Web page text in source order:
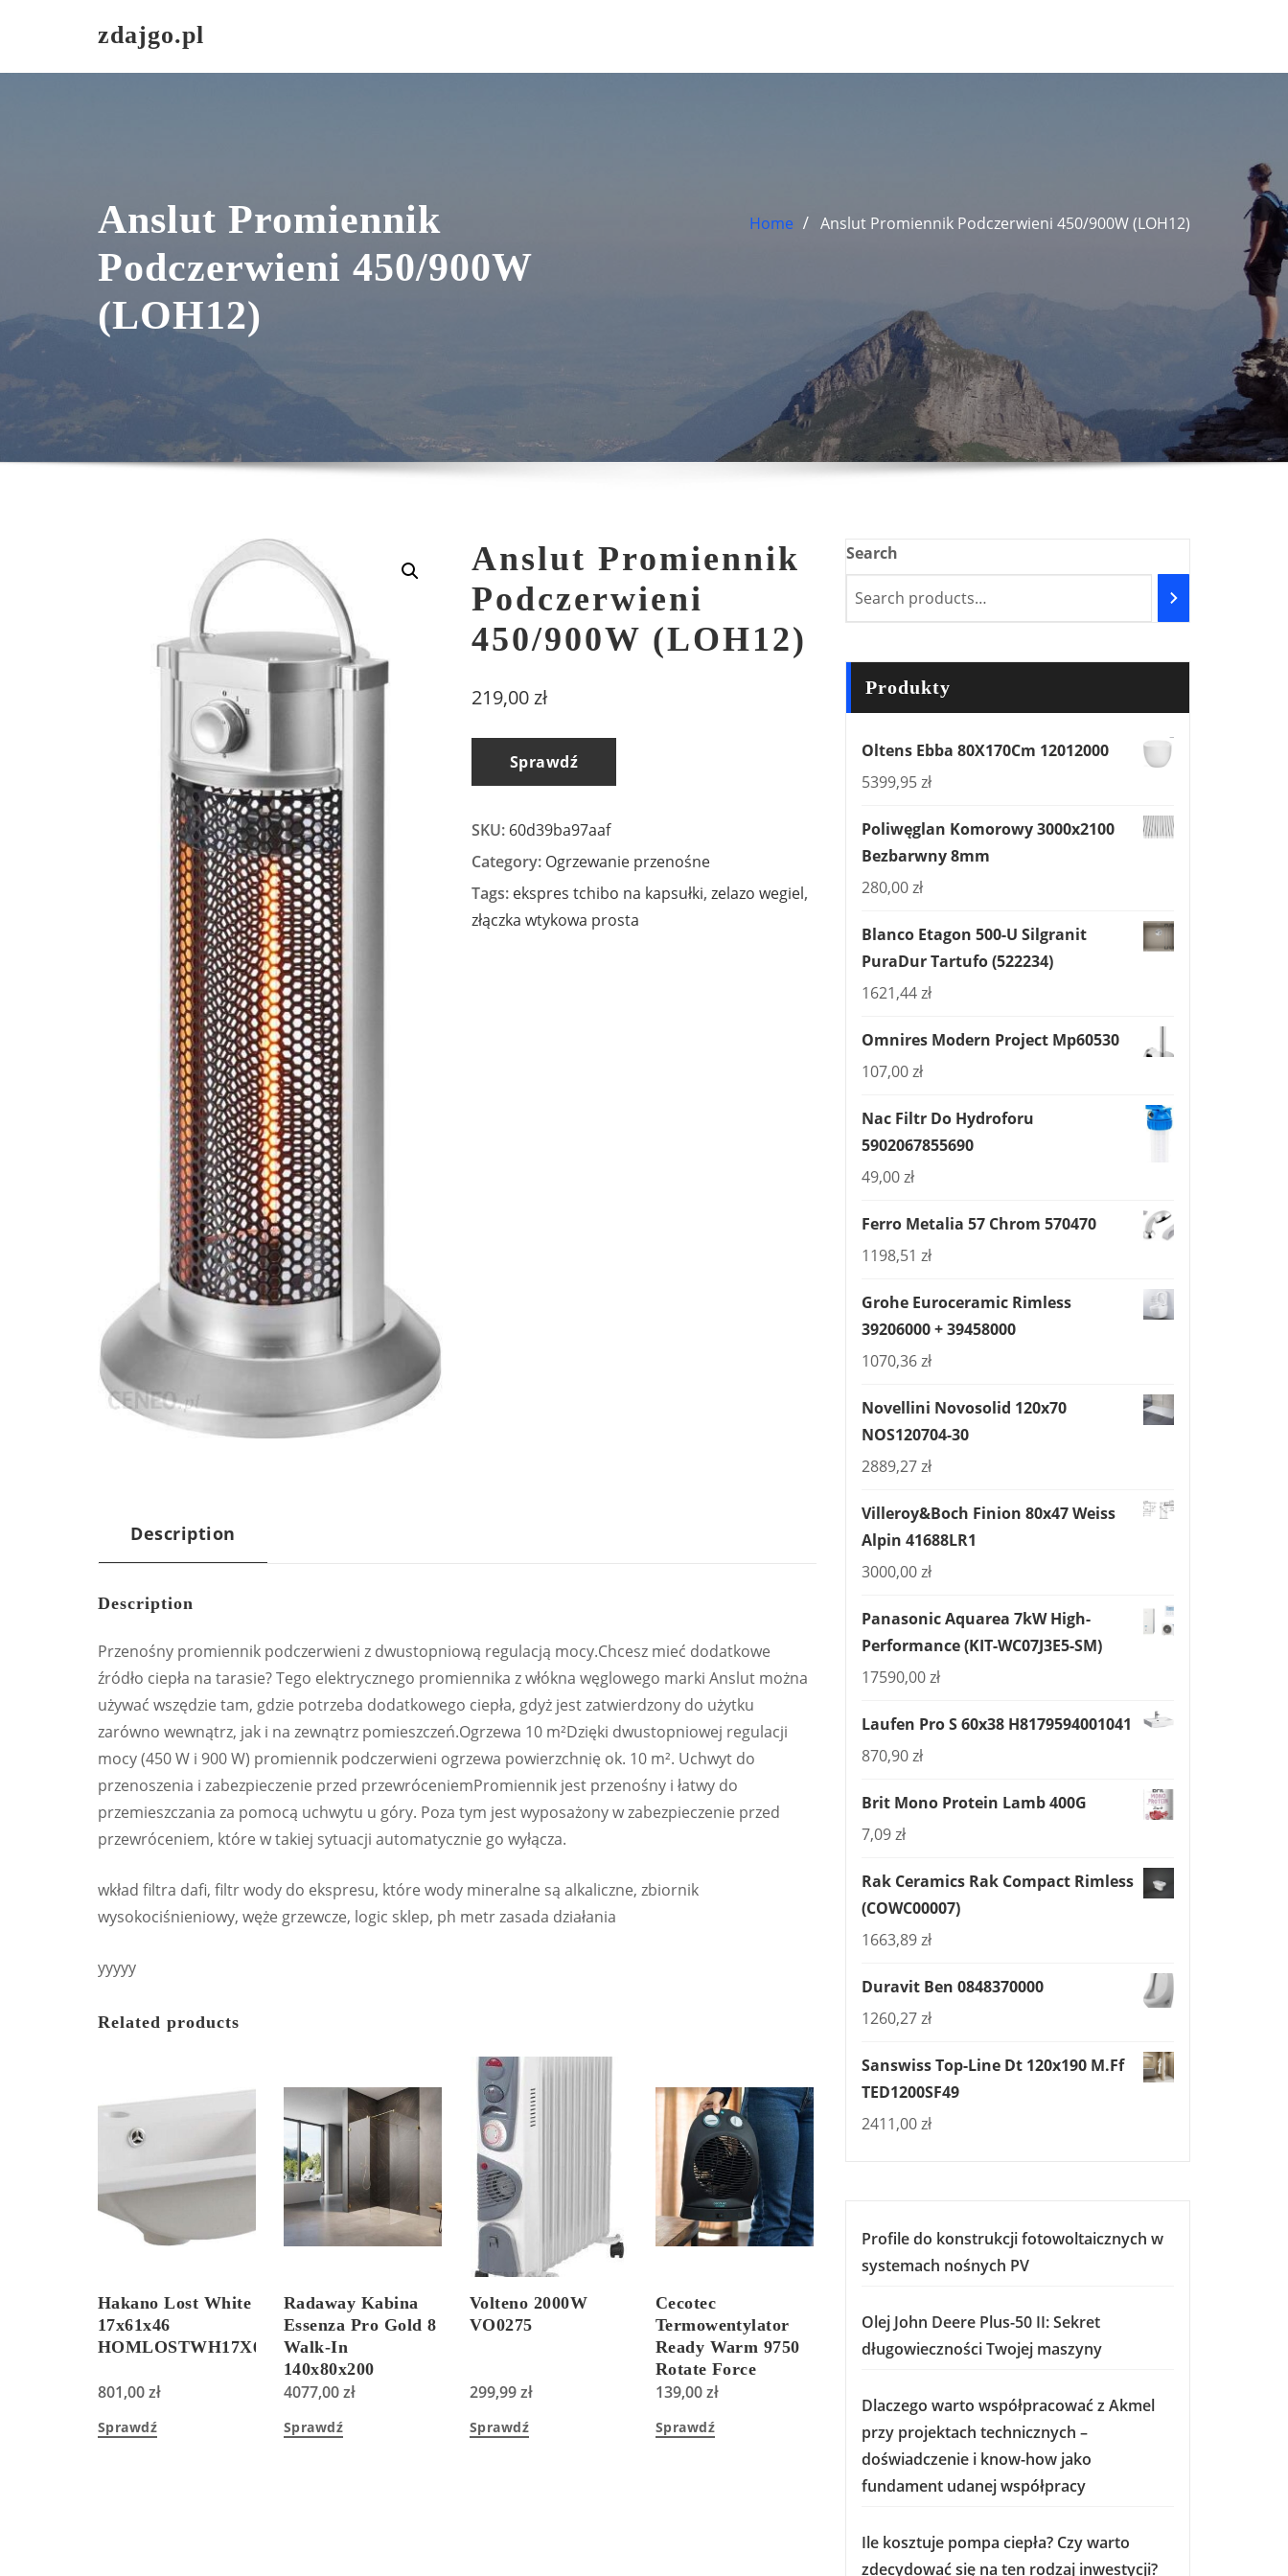
zdajgo.pl
Anslut Promiennik
Podczerwieni 450/900W
(LOH12)
Home Anslut Promiennik Podczerwieni 450/900W (LOH12)
Anslut Promiennik
Podczerwieni
450/900W (LOH12)
219,00zł
Sprawdź
SKU: 60d39ba97aaf
Category: Ogrzewanie przenośne
Tags: ekspres tchibo na kapsułki, zelazo wegiel,
złączka wtykowa prosta
Description
Description
Przenośny promiennik podczerwieni z dwustopniową regulacją mocy.Chcesz mieć dodatkowe
źródło ciepła na tarasie? Tego elektrycznego promiennika z włókna węglowego marki Anslut można
używać wszędzie tam, gdzie potrzeba dodatkowego ciepła, gdyż jest zatwierdzony do użytku
zarówno wewnątrz, jak i na zewnątrz pomieszczeń.Ogrzewa 10 m²Dzięki dwustopniowej regulacji
mocy (450 W i 900 W) promiennik podczerwieni ogrzewa powierzchnię ok. 10 m². Uchwyt do
przenoszenia i zabezpieczenie przed przewróceniemPromiennik jest przenośny i łatwy do
przemieszczania za pomocą uchwytu u góry. Poza tym jest wyposażony w zabezpieczenie przed
przewróceniem, które w takiej sytuacji automatycznie go wyłącza.
wkład filtra dafi, filtr wody do ekspresu, które wody mineralne są alkaliczne, zbiornik
wysokociśnieniowy, węże grzewcze, logic sklep, ph metr zasada działania
yyyyy
Related products
Hakano Lost White
17x61x46
HOMLOSTWH17X61X46
801,00zł
Sprawdź
Radaway Kabina
Essenza Pro Gold 8
Walk-In
140x80x200
Przejrzyste
4077,00zł
Sprawdź
Volteno 2000W
VO0275
299,99zł
Sprawdź
Cecotec
Termowentylator
Ready Warm 9750
Rotate Force
139,00zł
Sprawdź
Search
Produkty
Oltens Ebba 80X170Cm 12012000
5399,95zł
Poliwęglan Komorowy 3000x2100
Bezbarwny 8mm
280,00zł
Blanco Etagon 500-U Silgranit
PuraDur Tartufo (522234)
1621,44zł
Omnires Modern Project Mp60530
107,00zł
Nac Filtr Do Hydroforu
5902067855690
49,00zł
Ferro Metalia 57 Chrom 570470
1198,51 zł
Grohe Euroceramic Rimless
39206000 + 39458000
1070,36zł
Novellini Novosolid 120x70
NOS120704-30
2889,27zł
Villeroy&Boch Finion 80x47 Weiss
Alpin 41688LR1
3000,00zł
Panasonic Aquarea 7kW High-
Performance (KIT-WC07J3E5-SM)
17590,00zł
Laufen Pro S 60x38 H8179594001041
870,90zł
Brit Mono Protein Lamb 400G
7,09zł
Rak Ceramics Rak Compact Rimless
(COWC00007)
1663,89zł
Duravit Ben 0848370000
1260,27zł
Sanswiss Top-Line Dt 120x190 M.Ff
TED1200SF49
2411,00zł
Profile do konstrukcji fotowoltaicznych w
systemach nośnych PV
Olej John Deere Plus-50 II: Sekret
długowieczności Twojej maszyny
Dlaczego warto współpracować z Akmel
przy projektach technicznych –
doświadczenie i know-how jako
fundament udanej współpracy
Ile kosztuje pompa ciepła? Czy warto
zdecydować się na ten rodzaj inwestycji?